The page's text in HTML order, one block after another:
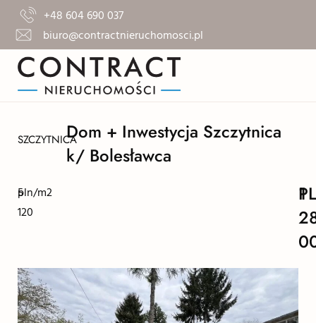
+48 604 690 037
biuro@contractnieruchomosci.pl
SZCZYTNICADom + Inwestycja Szczytnica
k/ Bolesławca
5
120
pln/m2
1